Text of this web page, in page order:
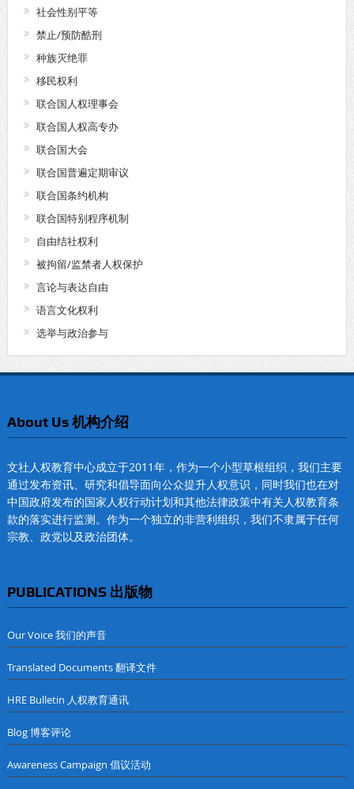
社会性别平等
禁止/预防酷刑
种族灭绝罪
移民权利
联合国人权理事会
联合国人权高专办
联合国大会
联合国普遍定期审议
联合国条约机构
联合国特别程序机制
自由结社权利
被拘留/监禁者人权保护
言论与表达自由
语言文化权利
选举与政治参与
About Us 机构介绍
文社人权教育中心成立于2011年，作为一个小型草根组织，我们主要
通过发布资讯、研究和倡导面向公众提升人权意识，同时我们也在对
中国政府发布的国家人权行动计划和其他法律政策中有关人权教育条
款的落实进行监测。作为一个独立的非营利组织，我们不隶属于任何
宗教、政党以及政治团体。
PUBLICATIONS 出版物
Our Voice 我们的声音
Translated Documents 翻译文件
HRE Bulletin 人权教育通讯
Blog 博客评论
Awareness Campaign 倡议活动